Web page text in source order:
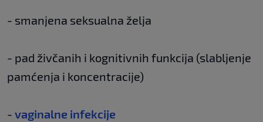
- smanjena seksualna želja
- pad živčanih i kognitivnih funkcija (slabljenje
pamćenja i koncentracije)
- vaginalne infekcije